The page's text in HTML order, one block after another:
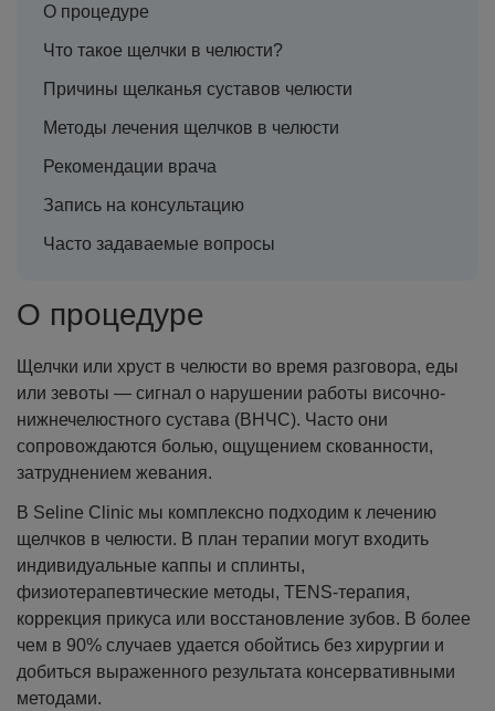
О процедуре
Что такое щелчки в челюсти?
Причины щелканья суставов челюсти
Методы лечения щелчков в челюсти
Рекомендации врача
Запись на консультацию
Часто задаваемые вопросы
О процедуре
Щелчки или хруст в челюсти во время разговора, еды
или зевоты — сигнал о нарушении работы височно-
нижнечелюстного сустава (ВНЧС). Часто они
сопровождаются болью, ощущением скованности,
затруднением жевания.
В Seline Clinic мы комплексно подходим к лечению
щелчков в челюсти. В план терапии могут входить
индивидуальные каппы и сплинты,
физиотерапевтические методы, TENS-терапия,
коррекция прикуса или восстановление зубов. В более
чем в 90% случаев удается обойтись без хирургии и
добиться выраженного результата консервативными
методами.